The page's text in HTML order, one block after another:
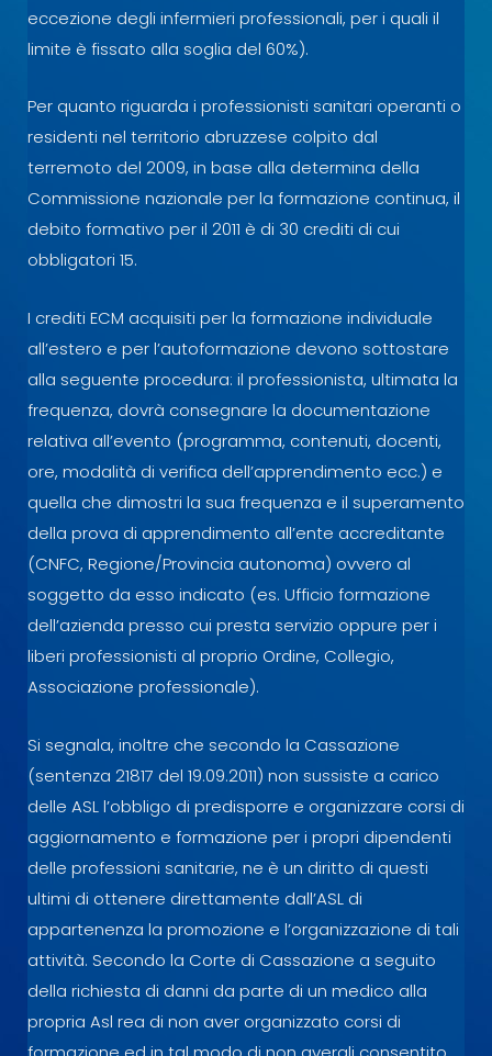
eccezione degli infermieri professionali, per i quali il
limite è fissato alla soglia del 60%).
Per quanto riguarda i professionisti sanitari operanti o
residenti nel territorio abruzzese colpito dal
terremoto del 2009, in base alla determina della
Commissione nazionale per la formazione continua, il
debito formativo per il 2011 è di 30 crediti di cui
obbligatori 15.
I crediti ECM acquisiti per la formazione individuale
all’estero e per l’autoformazione devono sottostare
alla seguente procedura: il professionista, ultimata la
frequenza, dovrà consegnare la documentazione
relativa all’evento (programma, contenuti, docenti,
ore, modalità di verifica dell’apprendimento ecc.) e
quella che dimostri la sua frequenza e il superamento
della prova di apprendimento all’ente accreditante
(CNFC, Regione/Provincia autonoma) ovvero al
soggetto da esso indicato (es. Ufficio formazione
dell’azienda presso cui presta servizio oppure per i
liberi professionisti al proprio Ordine, Collegio,
Associazione professionale).
Si segnala, inoltre che secondo la Cassazione
(sentenza 21817 del 19.09.2011) non sussiste a carico
delle ASL l’obbligo di predisporre e organizzare corsi di
aggiornamento e formazione per i propri dipendenti
delle professioni sanitarie, ne è un diritto di questi
ultimi di ottenere direttamente dall’ASL di
appartenenza la promozione e l’organizzazione di tali
attività. Secondo la Corte di Cassazione a seguito
della richiesta di danni da parte di un medico alla
propria Asl rea di non aver organizzato corsi di